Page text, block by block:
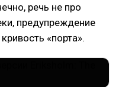
речь не про
предупреждение
«порта».